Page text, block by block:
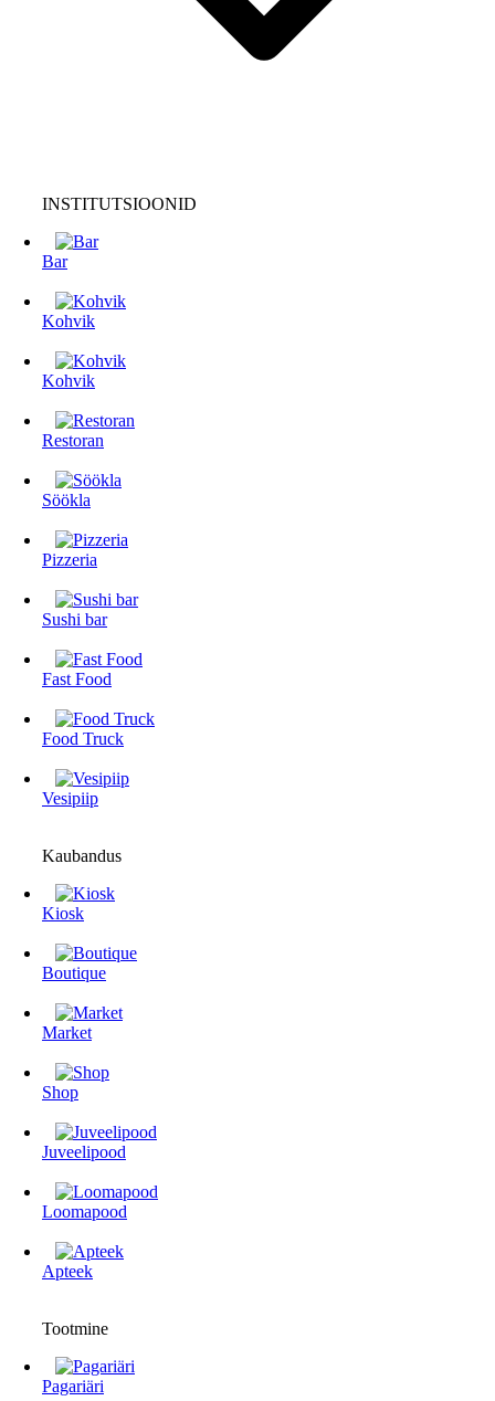
INSTITUTSIOONID
Bar
Kohvik
Kohvik
Restoran
Söökla
Pizzeria
Sushi bar
Fast Food
Food Truck
Vesipiip
Kaubandus
Kiosk
Boutique
Market
Shop
Juveelipood
Loomapood
Apteek
Tootmine
Pagariäri